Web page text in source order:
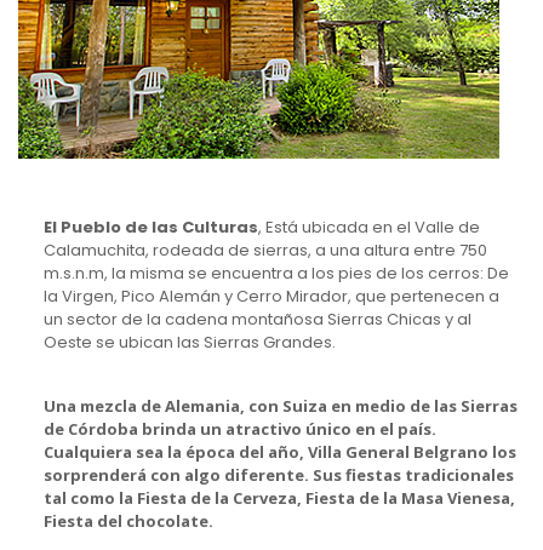
El Pueblo de las Culturas, Está ubicada en el Valle de
Calamuchita, rodeada de sierras, a una altura entre 750
m.s.n.m, la misma se encuentra a los pies de los cerros: De
la Virgen, Pico Alemán y Cerro Mirador, que pertenecen a
un sector de la cadena montañosa Sierras Chicas y al
Oeste se ubican las Sierras Grandes.
Una mezcla de Alemania, con Suiza en medio de las Sierras
de Córdoba brinda un atractivo único en el país.
Cualquiera sea la época del año, Villa General Belgrano los
sorprenderá con algo diferente. Sus fiestas tradicionales
tal como la Fiesta de la Cerveza, Fiesta de la Masa Vienesa,
Fiesta del chocolate.